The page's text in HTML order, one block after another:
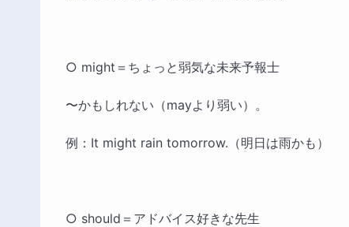
○ might＝ちょっと弱気な未来予報士
〜かもしれない（mayより弱い）。
例：It might rain tomorrow.（明日は雨かも）
○ should＝アドバイス好きな先生